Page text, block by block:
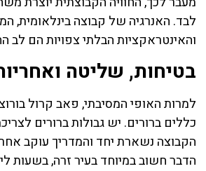
לבד. האנרגיה של קבוצה בינלאומית,
והאינטראקציות הבלתי צפויות הם לב
בטיחות, שליטה
למרות האופי המסיבתי, פאב קרול
כללים ברורים. יש גבולות ברורים
הקבוצה נשארת יחד והמדריך עוקב
הדבר חשוב במיוחד בעיר זרה, בשעות